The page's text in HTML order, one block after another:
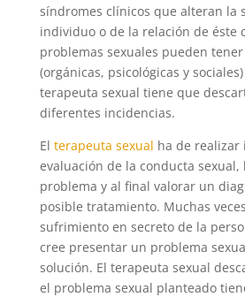
síndromes clínicos que alteran la
individuo o de la relación de éste
problemas sexuales pueden
(orgánicas, psicológicas y
terapeuta sexual tiene que
diferentes incidencias.
El terapeuta sexual ha de
evaluación de la conducta
problema y al final valorar un
posible tratamiento. Muchas
sufrimiento en secreto de la
cree presentar un problema
solución. El terapeuta sexual
el problema sexual planteado